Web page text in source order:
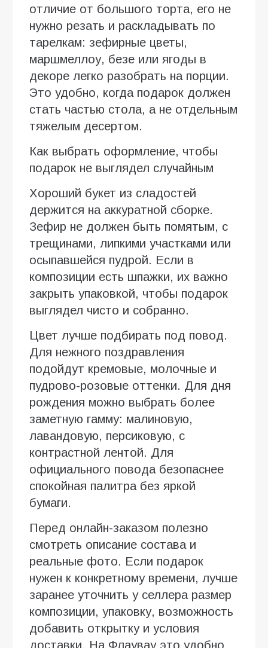
отличие от большого торта, его не
нужно резать и раскладывать по
тарелкам: зефирные цветы,
маршмеллоу, безе или ягоды в
декоре легко разобрать на порции.
Это удобно, когда подарок должен
стать частью стола, а не отдельным
тяжелым десертом.
Как выбрать оформление, чтобы
подарок не выглядел случайным
Хороший букет из сладостей
держится на аккуратной сборке.
Зефир не должен быть помятым, с
трещинами, липкими участками или
осыпавшейся пудрой. Если в
композиции есть шпажки, их важно
закрыть упаковкой, чтобы подарок
выглядел чисто и собранно.
Цвет лучше подбирать под повод.
Для нежного поздравления
подойдут кремовые, молочные и
пудрово-розовые оттенки. Для дня
рождения можно выбрать более
заметную гамму: малиновую,
лавандовую, персиковую, с
контрастной лентой. Для
официального повода безопаснее
спокойная палитра без яркой
бумаги.
Перед онлайн-заказом полезно
смотреть описание состава и
реальные фото. Если подарок
нужен к конкретному времени, лучше
заранее уточнить у селлера размер
композиции, упаковку, возможность
добавить открытку и условия
доставки. На Флаувау это удобно